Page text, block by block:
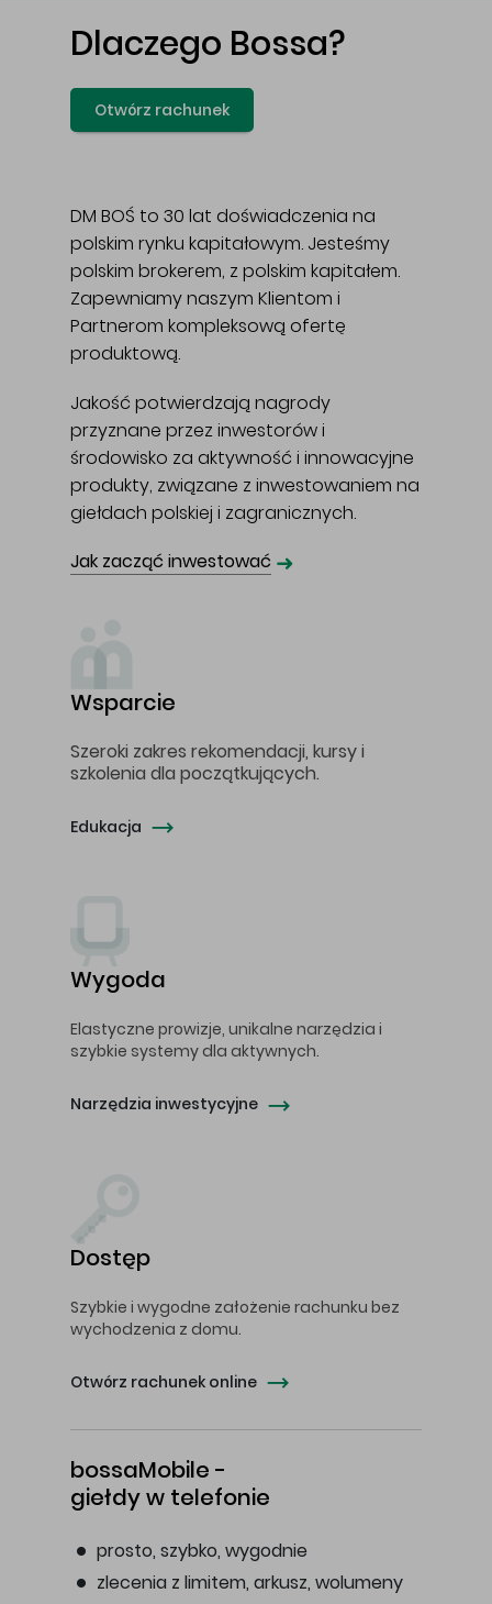
Dlaczego Bossa?
Otwórz rachunek
DM BOŚ to 30 lat doświadczenia na
polskim rynku kapitałowym. Jesteśmy
polskim brokerem, z polskim kapitałem.
Zapewniamy naszym Klientom i
Partnerom kompleksową ofertę
produktową.
Jakość potwierdzają nagrody
przyznane przez inwestorów i
środowisko za aktywność i innowacyjne
produkty, związane z inwestowaniem na
giełdach polskiej i zagranicznych.
Jak zacząć inwestować ➜
Wsparcie
Szeroki zakres rekomendacji, kursy i
szkolenia dla początkujących.
Edukacja
Wygoda
Elastyczne prowizje, unikalne narzędzia i
szybkie systemy dla aktywnych.
Narzędzia inwestycyjne
Dostęp
Szybkie i wygodne założenie rachunku bez
wychodzenia z domu.
Otwórz rachunek online
bossaMobile -
giełdy w telefonie
prosto, szybko, wygodnie
zlecenia z limitem, arkusz, wolumeny